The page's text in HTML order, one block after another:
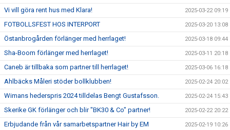
Vi vill göra rent hus med Klara! 2025-03-22 09:19
FOTBOLLSFEST HOS INTERPORT 2025-03-20 13:08
Östanbrogården förlänger med herrlaget! 2025-03-18 09:44
Sha-Boom förlänger med herrlaget! 2025-03-11 20:18
Caneb är tillbaka som partner till herrlaget! 2025-03-06 16:18
Ahlbäcks Måleri stöder bollklubben! 2025-02-24 20:02
Wimans hederspris 2024 tilldelas Bengt Gustafsson. 2025-02-24 15:43
Skerike GK förlänger och blir "BK30 & Co" partner! 2025-02-22 20:22
Erbjudande från vår samarbetspartner Hair by EM 2025-02-19 10:26